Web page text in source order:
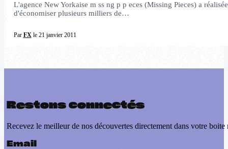
L'agence New Yorkaise m ss ng p p eces (Missing Pieces) a
d'économiser plusieurs milliers de…
Par FXle 21 janvier 2011
Restons connectés
Recevez le meilleur de nos découvertes directement dans votre boite
Email